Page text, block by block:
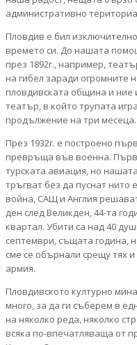
административно
Пловдив е бил
времето си. До нашата
през 1892г., например,
на гибел заради огромните
пловдивската община и
театър, в който трупата
продължение на три
През 1932г. е построено
превръща във военна.
турската авиация, но
тръгват без да пуснат нито
война, САЩ и Англия
ден след Великден, 44-та
квартал. Убити са над 40
септември, същата година,
сме се обърнали срещу тях
армия.
Пловдивското културно
много, за да ги съберем в
на няколко реда, няколко
всяка по-впечатляваща от